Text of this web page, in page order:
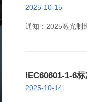
新发展大会11月
2025-10-15
通知：2025激光制
IEC60601-1-6
性检测
2025-10-14